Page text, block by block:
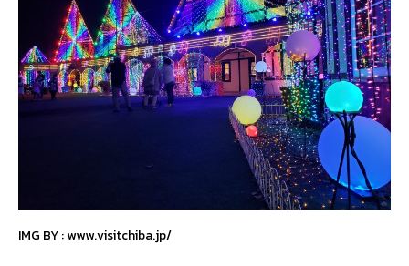
IMG BY :www.visitchiba.jp/